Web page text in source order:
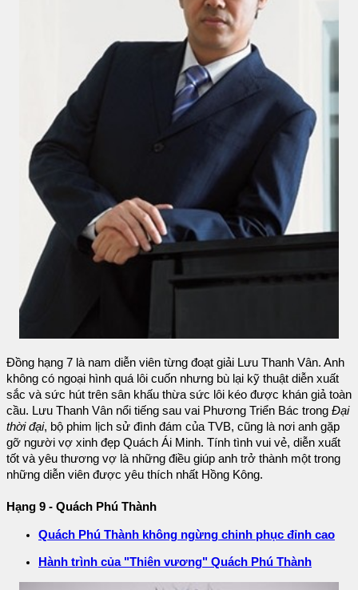
Đồng hạng 7 là nam diễn viên từng đoạt giải Lưu Thanh Vân. Anh
không có ngoại hình quá lôi cuốn nhưng bù lại kỹ thuật diễn xuất
sắc và sức hút trên sân khấu thừa sức lôi kéo được khán giả toàn
cầu. Lưu Thanh Vân nổi tiếng sau vai Phương Triển Bác trong Đại
thời đại, bộ phim lịch sử đình đám của TVB, cũng là nơi anh gặp
gỡ người vợ xinh đẹp Quách Ái Minh. Tính tình vui vẻ, diễn xuất
tốt và yêu thương vợ là những điều giúp anh trở thành một trong
những diễn viên được yêu thích nhất Hồng Kông.
Hạng 9 - Quách Phú Thành
Quách Phú Thành không ngừng chinh phục đỉnh cao
Hành trình của "Thiên vương" Quách Phú Thành